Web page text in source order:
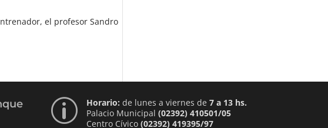
el profesor Sandro
p Horario: de lunes a viernes de 7 a 13 hs.
Palacio Municipal (02392) 410501/05
Centro Cívico (02392) 419395/97